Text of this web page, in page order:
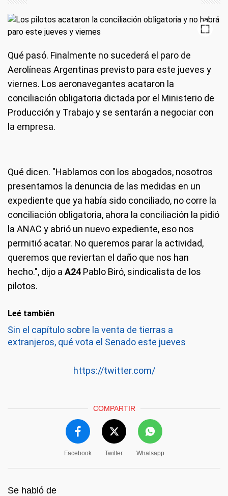
Qué pasó. Finalmente no sucederá el paro de
Aerolíneas Argentinas previsto para este jueves y
viernes. Los aeronavegantes acataron la
conciliación obligatoria dictada por el Ministerio de
Producción y Trabajo y se sentarán a negociar con
la empresa.
Qué dicen. "Hablamos con los abogados, nosotros
presentamos la denuncia de las medidas en un
expediente que ya había sido conciliado, no corre la
conciliación obligatoria, ahora la conciliación la pidió
la ANAC y abrió un nuevo expediente, eso nos
permitió acatar. No queremos parar la actividad,
queremos que reviertan el daño que nos han
hecho.", dijo a A24 Pablo Biró, sindicalista de los
pilotos.
Leé también
Sin el capítulo sobre la venta de tierras a
extranjeros, qué vota el Senado este jueves
https://twitter.com/
COMPARTIR
Facebook Twitter Whatsapp
Se habló de